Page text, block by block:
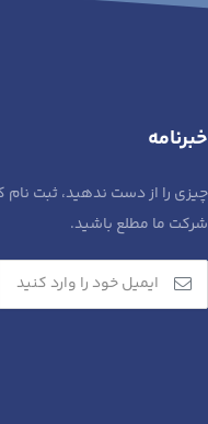
خبرنامه
چیزی را از دست ندهید، ثبت نام
شرکت ما مطلع باشید.